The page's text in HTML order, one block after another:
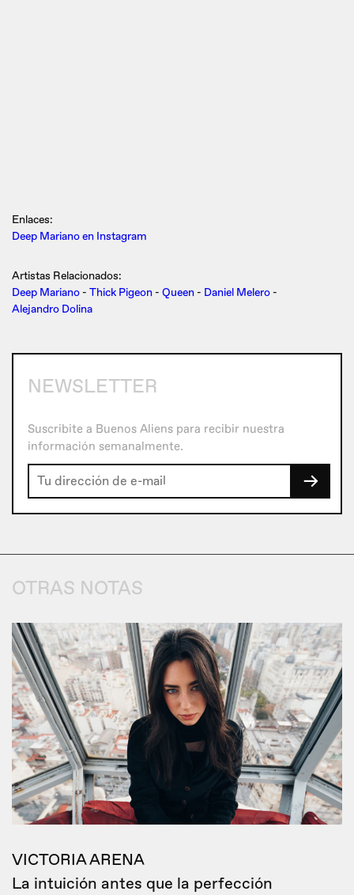
Enlaces:
Deep Mariano en Instagram
Artistas Relacionados:
Deep Mariano - Thick Pigeon - Queen - Daniel Melero -
Alejandro Dolina
NEWSLETTER
Suscribite a Buenos Aliens para recibir nuestra
información semanalmente.
→
OTRAS NOTAS
VICTORIA ARENA
La intuición antes que la perfección